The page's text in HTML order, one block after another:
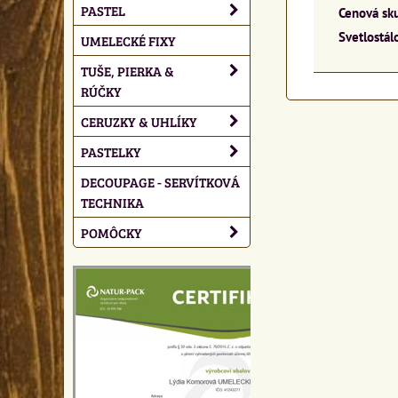
Cenová
PASTEL
UMELECKÉ FIXY
TUŠE, PIERKA &
RÚČKY
CERUZKY & UHLÍKY
PASTELKY
DECOUPAGE - SERVÍTKOVÁ
TECHNIKA
POMÔCKY